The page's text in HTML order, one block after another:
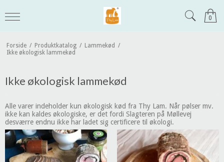
0
Forside / Produktkatalog / Lammekød /
Ikke økologisk lammekød
Ikke økologisk lammekød
Alle varer indeholder kun økologisk kød fra Thy Lam. Når pølser mv.
ikke kan kaldes økologiske, er det fordi Slagteren på Møllevej
desværre endnu ikke har ladet sig certificere til økologi.